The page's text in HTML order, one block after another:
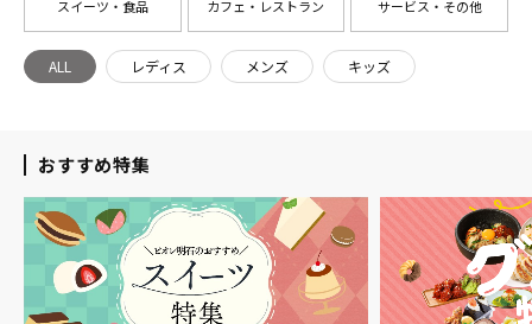
スイーツ・食品 カフェ・レストラン サービス・その他
ALL レディス メンズ キッズ
おすすめ特集